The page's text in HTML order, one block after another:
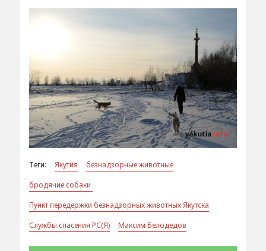
Теги: Якутия
безнадзорные животные
бродячие собаки
Пункт передержки безнадзорных животных Якутска
Службы спасения РС(Я)
Максим Белодедов